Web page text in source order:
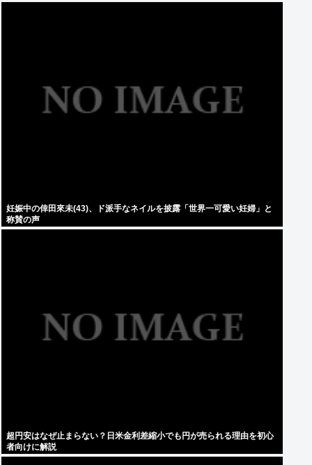
妊娠中の倖田來未(43)、ド派手なネイルを披露「世界一可愛い妊婦」と
称賛の声
超円安はなぜ止まらない？日米金利差縮小でも円が売られる理由を初心
者向けに解説